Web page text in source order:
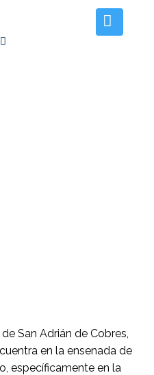
San Adrián de Cobres,
en la ensenada de
específicamente en la